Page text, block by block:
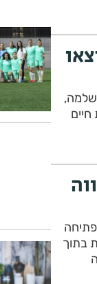
שלמה,
בתוך